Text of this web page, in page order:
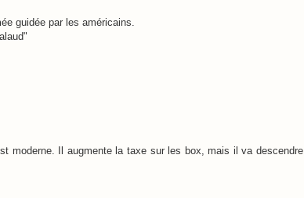
guidée par les américains.
moderne. Il augmente la taxe sur les box, mais il va descendre